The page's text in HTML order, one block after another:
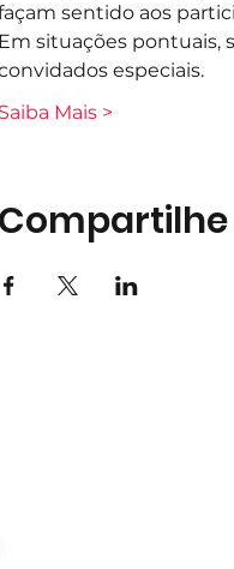
sentido aos
Em situações pontuais,
especiais.
Saiba Mais >
Compartilhe